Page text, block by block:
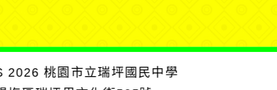
2026桃園市立瑞坪國民中學